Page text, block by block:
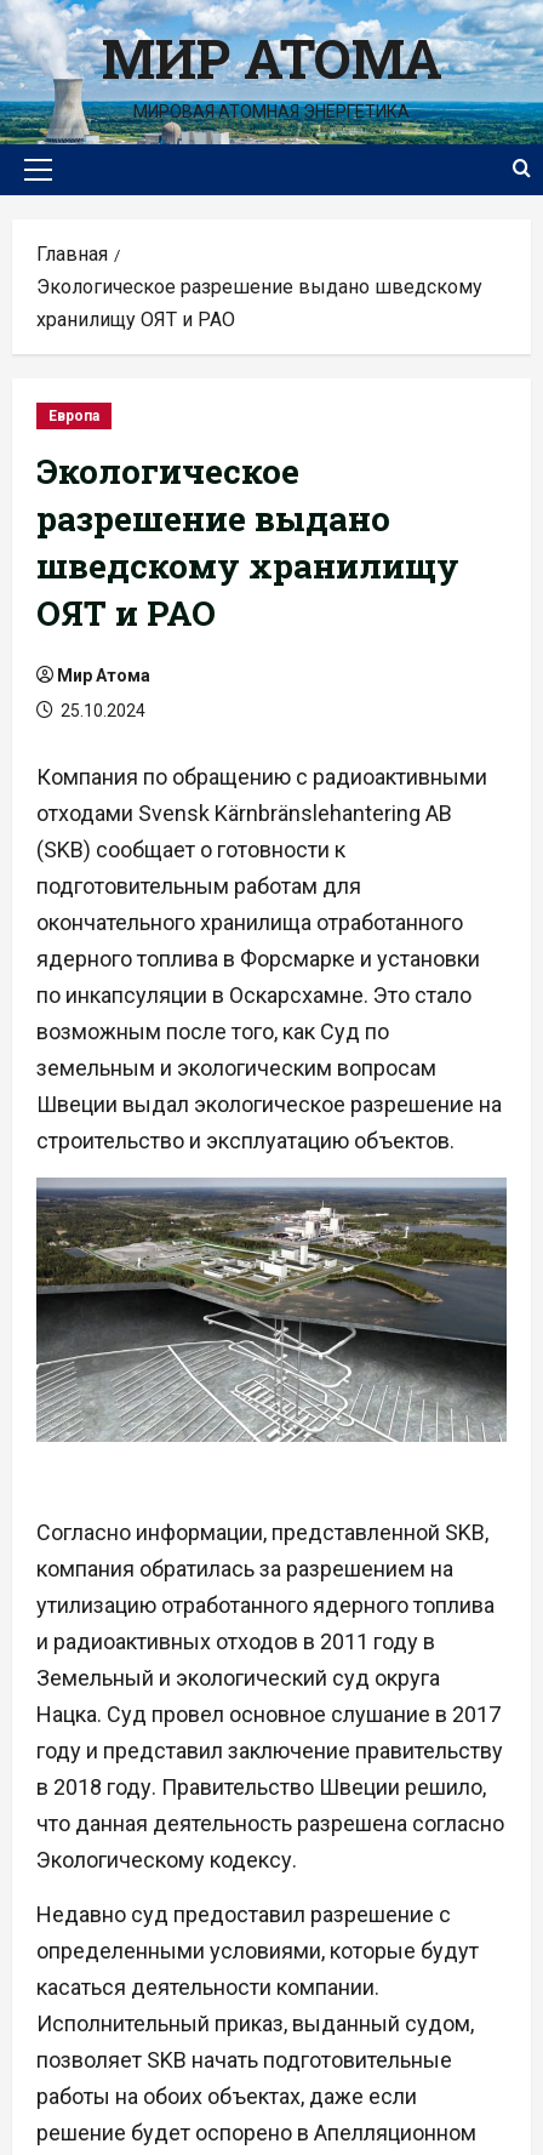
Перейти
к
содержимомуМИР АТОМА
МИРОВАЯ АТОМНАЯ ЭНЕРГЕТИКА
Основное
Главная
Экологическое разрешение выдано шведскому
хранилищу ОЯТ и РАО
Европа
Экологическое
разрешение выдано
шведскому хранилищу
ОЯТ и РАО
Мир Атома
25.10.2024
Компания по обращению с радиоактивными
отходами Svensk Kärnbränslehantering AB
(SKB) сообщает о готовности к
подготовительным работам для
окончательного хранилища отработанного
ядерного топлива в Форсмарке и установки
по инкапсуляции в Оскарсхамне. Это стало
возможным после того, как Суд по
земельным и экологическим вопросам
Швеции выдал экологическое разрешение на
строительство и эксплуатацию объектов.
Согласно информации, представленной SKB,
компания обратилась за разрешением на
утилизацию отработанного ядерного топлива
и радиоактивных отходов в 2011 году в
Земельный и экологический суд округа
Нацка. Суд провел основное слушание в 2017
году и представил заключение правительству
в 2018 году. Правительство Швеции решило,
что данная деятельность разрешена согласно
Экологическому кодексу.
Недавно суд предоставил разрешение с
определенными условиями, которые будут
касаться деятельности компании.
Исполнительный приказ, выданный судом,
позволяет SKB начать подготовительные
работы на обоих объектах, даже если
решение будет оспорено в Апелляционном